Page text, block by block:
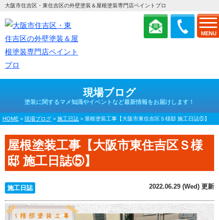
MENU
大阪市住吉区・東住吉区の外壁塗装＆屋根塗装専門店ペイントプロ
現場ブログ
塗装に関するマメ知識やイベントなど最新情報をお届けします！
HOME > 現場ブログ > 施工日誌 > 屋根塗装工事【大阪市東住吉区Ｓ様邸 施工日誌⑤】
屋根塗装工事【大阪市東住吉区Ｓ様
邸 施工日誌⑤】
施工日誌 2022.06.29 (Wed) 更新